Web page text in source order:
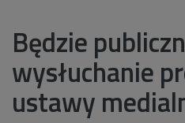
Będzie
wysłuchanie
ustawy